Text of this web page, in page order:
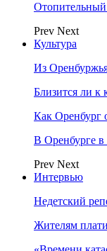
Отопительный
Prev Next
Культура
Из
Близится ли к
Как Оренбург
В Оренбурге в
Prev Next
Интервью
Недетский
Жителям